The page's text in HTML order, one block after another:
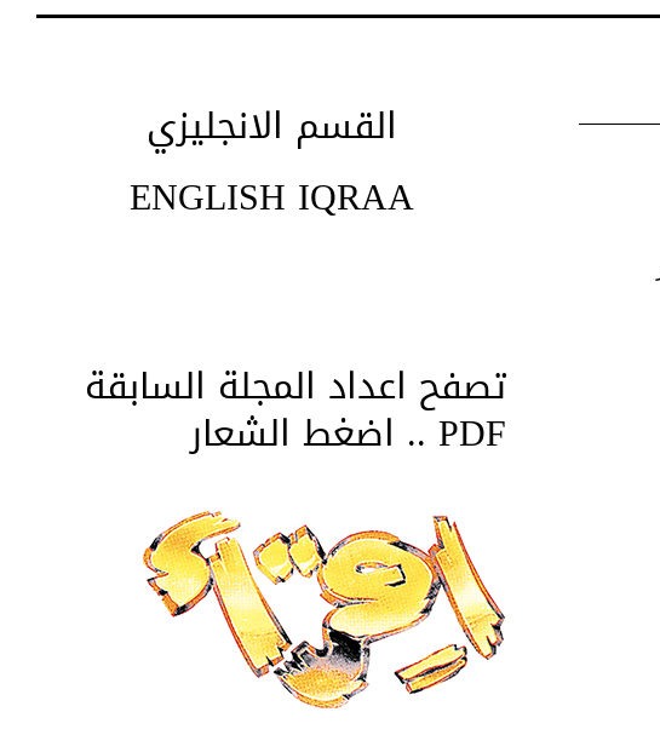
twitter
facebook
القسم الانجليزي
ENGLISH IQRAA
تصفح اعداد المجلة السابقة
PDF .. اضغط الشعار